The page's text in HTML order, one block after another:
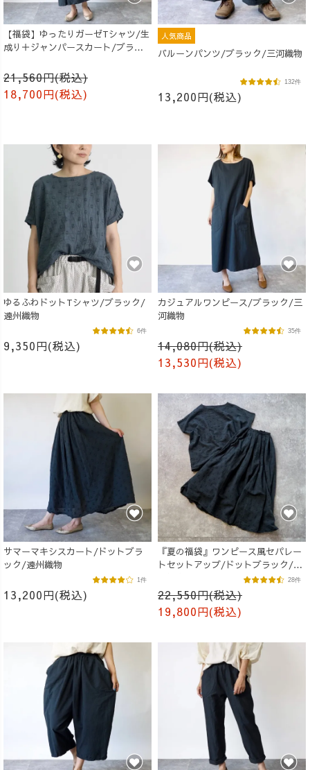
【福袋】ゆったりガーゼTシャツ/生
成り＋ジャンパースカート/ブラッ
21,560円(税込)
18,700円(税込)
人気商品
バルーンパンツ/ブラック/三河織物
13,200円(税込)
132件
ゆるふわドットTシャツ/ブラック/
遠州織物
9,350円(税込)
6件
カジュアルワンピース/ブラック/三
河織物
14,080円(税込)
13,530円(税込)
35件
サマーマキシスカート/ドットブラ
ック/遠州織物
13,200円(税込)
1件
『夏の福袋』ワンピース風セパレー
トセットアップ/ドットブラック/遠
22,550円(税込)
19,800円(税込)
28件